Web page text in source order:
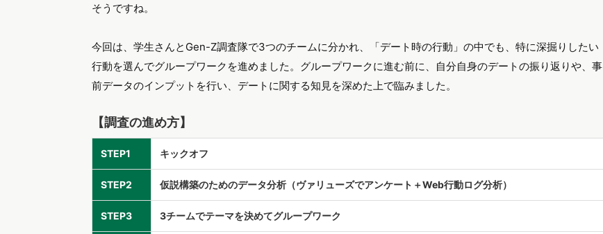
そうですね。
今回は、学生さんとGen-Z調査隊で3つのチームに分かれ、「デート時の行動」の中でも、特に深掘りしたい
行動を選んでグループワークを進めました。グループワークに進む前に、自分自身のデートの振り返りや、事
前データのインプットを行い、デートに関する知見を深めた上で臨みました。
【調査の進め方】
STEP1 キックオフ
STEP2 仮説構築のためのデータ分析（ヴァリューズでアンケート＋Web行動ログ分析）
STEP3 3チームでテーマを決めてグループワーク